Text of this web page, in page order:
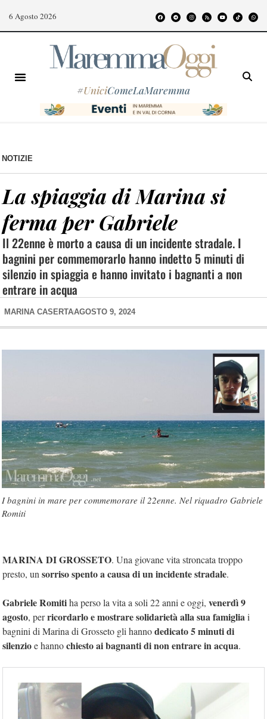
6 Agosto 2026
#UniciComeLaMaremma
NOTIZIE
La spiaggia di Marina si
ferma per Gabriele
Il 22enne è morto a causa di un incidente stradale. I
bagnini per commemorarlo hanno indetto 5 minuti di
silenzio in spiaggia e hanno invitato i bagnanti a non
entrare in acqua
MARINA CASERTAAGOSTO 9, 2024
I bagnini in mare per commemorare il 22enne. Nel riquadro Gabriele
Romiti
MARINA DI GROSSETO. Una giovane vita stroncata troppo
presto, un sorriso spento a causa di un incidente stradale.
Gabriele Romitiha perso la vita a soli 22 anni e oggi, venerdì 9
agosto, perricordarlo e mostrare solidarietà alla sua famigliai
bagnini di Marina di Grosseto gli hannodedicato 5 minuti di
silenzioe hannochiesto ai bagnanti di non entrare in acqua.